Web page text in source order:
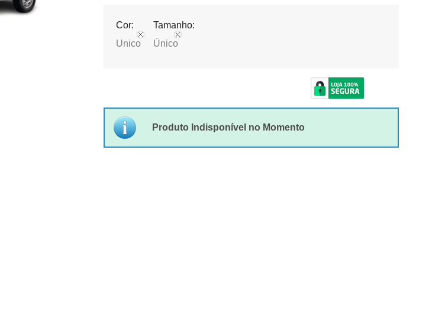
Cor:
Unico
Tamanho:
Único
Produto Indisponível no Momento